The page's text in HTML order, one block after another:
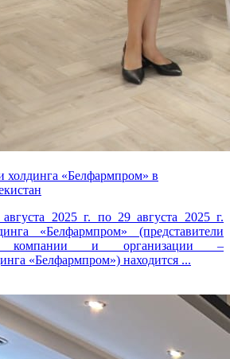
холдинга «Белфармпром» в
2025 г. по 29 августа 2025 г.
«Белфармпром» (представители
компании и организации –
«Белфармпром») находится ...